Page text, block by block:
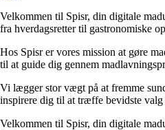
Velkommen til Spisr, din digitale
fra hverdagsretter til gastronomiske
Hos Spisr er vores mission at gøre
til at guide dig gennem
Vi lægger stor vægt på at fremme
inspirere dig til at træffe bevidste
Velkommen til Spisr, din digitale